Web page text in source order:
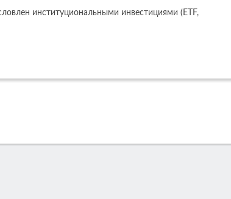
институциональными инвестициями (ETF,